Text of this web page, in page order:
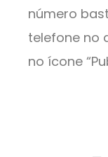
número
telefone no
no ícone